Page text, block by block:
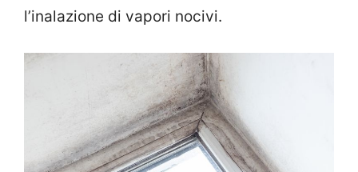
l’inalazione di vapori nocivi.